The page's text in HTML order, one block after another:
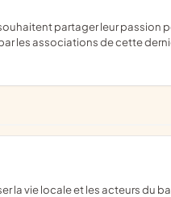
les associations de cette